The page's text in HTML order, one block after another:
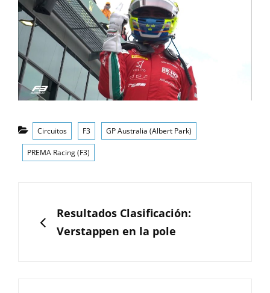
Categorías
Circuitos F3 GP Australia (Albert Park)
PREMA Racing (F3)
entradas
ANTERIOR
Resultados Clasificación:
Verstappen en la pole